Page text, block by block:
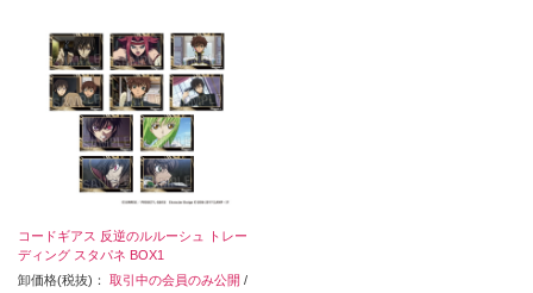
コードギアス 反逆のルルーシュ トレー
ディング スタパネ BOX1
卸価格(税抜)： 取引中の会員のみ公開 /